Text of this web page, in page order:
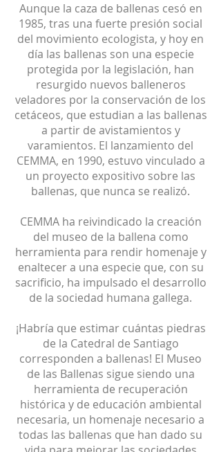
Aunque la caza de ballenas cesó en
1985, tras una fuerte presión social
del movimiento ecologista, y hoy en
día las ballenas son una especie
protegida por la legislación, han
resurgido nuevos balleneros
veladores por la conservación de los
cetáceos, que estudian a las ballenas
a partir de avistamientos y
varamientos. El lanzamiento del
CEMMA, en 1990, estuvo vinculado a
un proyecto expositivo sobre las
ballenas, que nunca se realizó.
CEMMA ha reivindicado la creación
del museo de la ballena como
herramienta para rendir homenaje y
enaltecer a una especie que, con su
sacrificio, ha impulsado el desarrollo
de la sociedad humana gallega.
¡Habría que estimar cuántas piedras
de la Catedral de Santiago
corresponden a ballenas! El Museo
de las Ballenas sigue siendo una
herramienta de recuperación
histórica y de educación ambiental
necesaria, un homenaje necesario a
todas las ballenas que han dado su